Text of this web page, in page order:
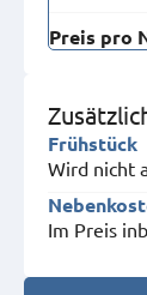
Preis pro
Frühstück
Wird nicht
Im Preis